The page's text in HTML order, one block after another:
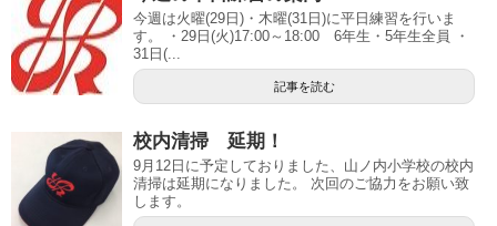
今週は火曜(29日)・木曜(31日)に平日練習を行いま
す。 ・29日(火)17:00～18:00 6年生・5年生全員 ・
31日(...
記事を読む
校内清掃 延期！
9月12日に予定しておりました、山ノ内小学校の校内
清掃は延期になりました。 次回のご協力をお願い致
します。